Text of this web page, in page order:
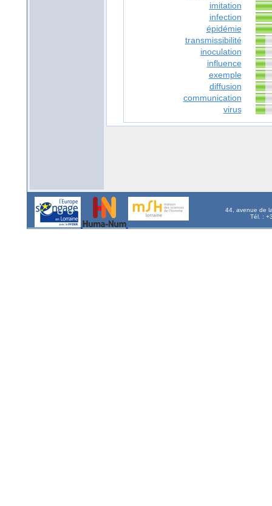
imitation
infection
épidémie
transmissibilité
inoculation
influence
exemple
diffusion
communication
virus
44, avenue de
Tél. :